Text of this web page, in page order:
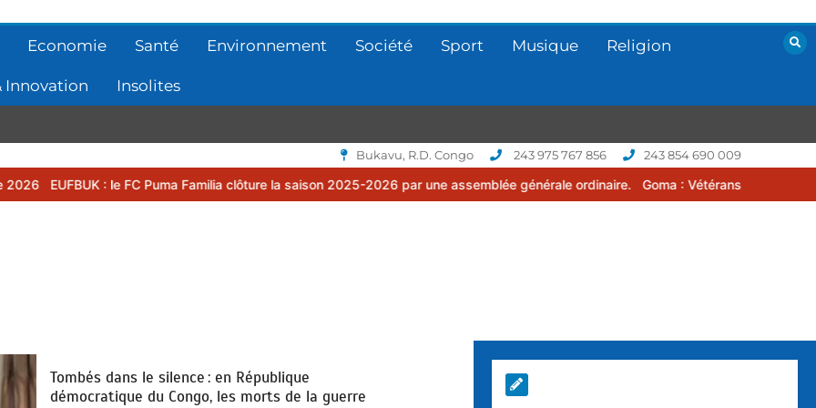
Economie Santé Environnement Société Sport Musique Religion
Innovation Insolites
Bukavu, R.D. Congo 243 975 767 856 243 854 690 009
FC Puma Familia clôture la saison 2025-2026 par une assemblée générale ordinaire. Goma : Vétérans Cup 2026 -2027, une
Tombés dans le silence : en République
démocratique du Congo, les morts de la guerre